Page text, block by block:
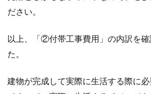
ださい。
以上、「②付帯工事費用」の内訳を確
た。
建物が完成して実際に生活する際に